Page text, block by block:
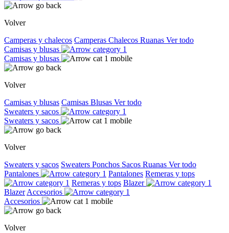
Volver
Camperas y chalecos Camperas Chalecos Ruanas Ver todo
Camisas y blusas
Camisas y blusas
Volver
Camisas y blusas Camisas Blusas Ver todo
Sweaters y sacos
Sweaters y sacos
Volver
Sweaters y sacos Sweaters Ponchos Sacos Ruanas Ver todo
Pantalones
Pantalones Remeras y tops
Remeras y tops Blazer
Blazer Accesorios
Accesorios
Volver